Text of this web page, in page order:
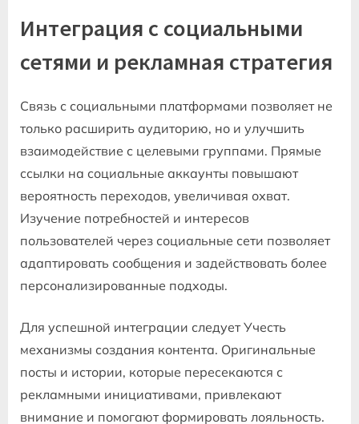
Интеграция с социальными
сетями и рекламная стратегия
Связь с социальными платформами позволяет не
только расширить аудиторию, но и улучшить
взаимодействие с целевыми группами. Прямые
ссылки на социальные аккаунты повышают
вероятность переходов, увеличивая охват.
Изучение потребностей и интересов
пользователей через социальные сети позволяет
адаптировать сообщения и задействовать более
персонализированные подходы.
Для успешной интеграции следует Учесть
механизмы создания контента. Оригинальные
посты и истории, которые пересекаются с
рекламными инициативами, привлекают
внимание и помогают формировать лояльность.